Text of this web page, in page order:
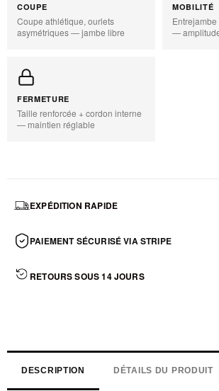
COUPE
Coupe athlétique, ourlets
asymétriques — jambe libre
MOBILITÉ
—
FERMETURE
Taille renforcée + cordon interne
— maintien réglable
EXPÉDITION RAPIDE
PAIEMENT SÉCURISÉ VIA STRIPE
RETOURS SOUS 14 JOURS
DESCRIPTION DÉTAILS DU PRODUIT